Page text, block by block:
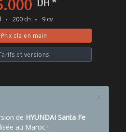
200 ch 9 cv
Prix clé en main
et versions
×
de HYUNDAI Santa Fe
au Maroc !